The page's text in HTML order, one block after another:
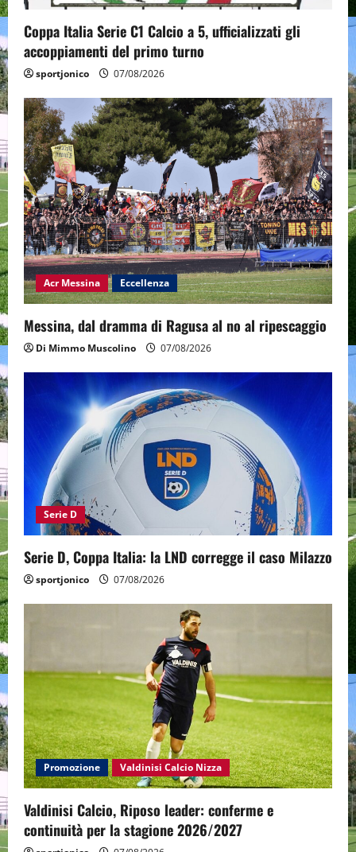
Coppa Italia Serie C1 Calcio a 5, ufficializzati gli
accoppiamenti del primo turno
sportjonico 07/08/2026
Acr Messina Eccellenza
Messina, dal dramma di Ragusa al no al ripescaggio
Di Mimmo Muscolino 07/08/2026
Serie D
Serie D, Coppa Italia: la LND corregge il caso Milazzo
sportjonico 07/08/2026
Promozione Valdinisi Calcio Nizza
Valdinisi Calcio, Riposo leader: conferme e
continuità per la stagione 2026/2027